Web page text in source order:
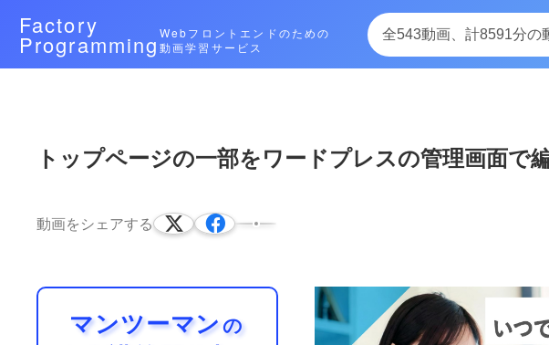
Factory
Programming Webフロントエンドのための
動画学習サービス
Video
次によく再生されている動画
05:55
※こちらの動画は現在Youtubeで閲覧することができません。以下の動
可能です。https://factory-programming-mv.co…
トップページの一部をワードプレスの管理画面で
動画をシェアする
マンツーマンの